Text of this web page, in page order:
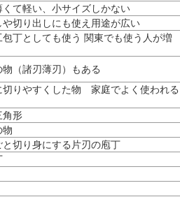
て軽い、小サイズしかない
切り出しにも使え用途が広い
丁としても使う 関東でも使う人が増
（諸刃薄刃）もある
切りやすくした物 家庭でよく使われる
角形
物
切り身にする片刃の庖丁